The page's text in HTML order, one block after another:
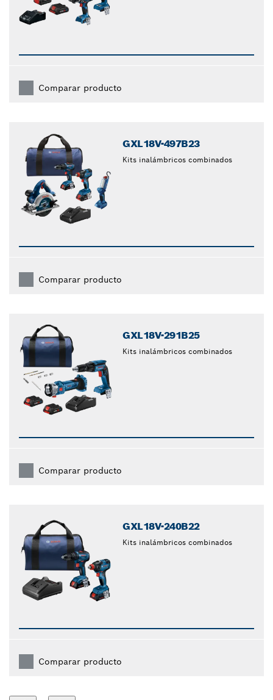
Comparar producto
GXL18V-497B23
Kits inalámbricos combinados
Comparar producto
GXL18V-291B25
Kits inalámbricos combinados
Comparar producto
GXL18V-240B22
Kits inalámbricos combinados
Comparar producto